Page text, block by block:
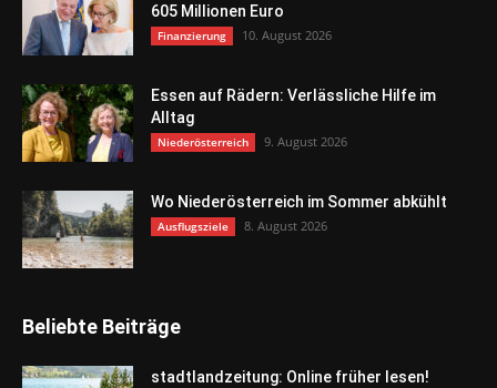
605 Millionen Euro
Finanzierung 10. August 2026
Essen auf Rädern: Verlässliche Hilfe im
Alltag
Niederösterreich 9. August 2026
Wo Niederösterreich im Sommer abkühlt
Ausflugsziele 8. August 2026
Beliebte Beiträge
stadtlandzeitung: Online früher lesen!